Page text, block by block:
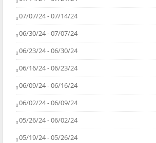
07/07/24 - 07/14/24
06/30/24 - 07/07/24
06/23/24 - 06/30/24
06/16/24 - 06/23/24
06/09/24 - 06/16/24
06/02/24 - 06/09/24
05/26/24 - 06/02/24
05/19/24 - 05/26/24